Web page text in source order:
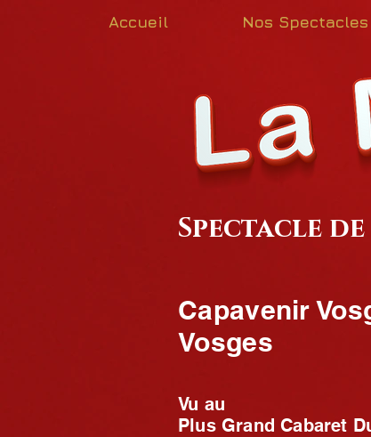
Accueil Nos Spectacles
Spectacle
Capavenir
Vosges
Vu au
Plus Grand Cabaret